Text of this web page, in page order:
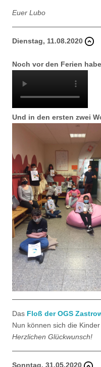
Euer Lubo
Dienstag, 11.08.2020
Noch vor den Ferien
Und in den ersten zwei
Das Floß der OGS
Nun können sich die
Herzlichen Glückwunsch!
Sonntag, 31.05.2020